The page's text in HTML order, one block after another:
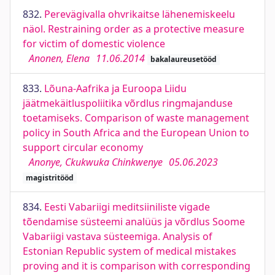
832. Perevägivalla ohvrikaitse lähenemiskeelu
näol. Restraining order as a protective measure
for victim of domestic violence
Anonen, Elena 11.06.2014 bakalaureusetööd
833. Lõuna-Aafrika ja Euroopa Liidu
jäätmekäitluspoliitika võrdlus ringmajanduse
toetamiseks. Comparison of waste management
policy in South Africa and the European Union to
support circular economy
Anonye, Ckukwuka Chinkwenye 05.06.2023
magistritööd
834. Eesti Vabariigi meditsiiniliste vigade
tõendamise süsteemi analüüs ja võrdlus Soome
Vabariigi vastava süsteemiga. Analysis of
Estonian Republic system of medical mistakes
proving and it is comparison with corresponding